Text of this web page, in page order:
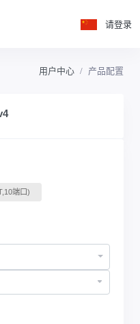
请登录
用户中心 产品配置
端口)